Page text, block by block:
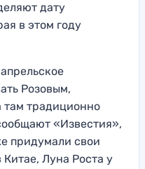
дату
в этом году
Розовым,
там традиционно
«Известия»,
придумали свои
Луна Роста у